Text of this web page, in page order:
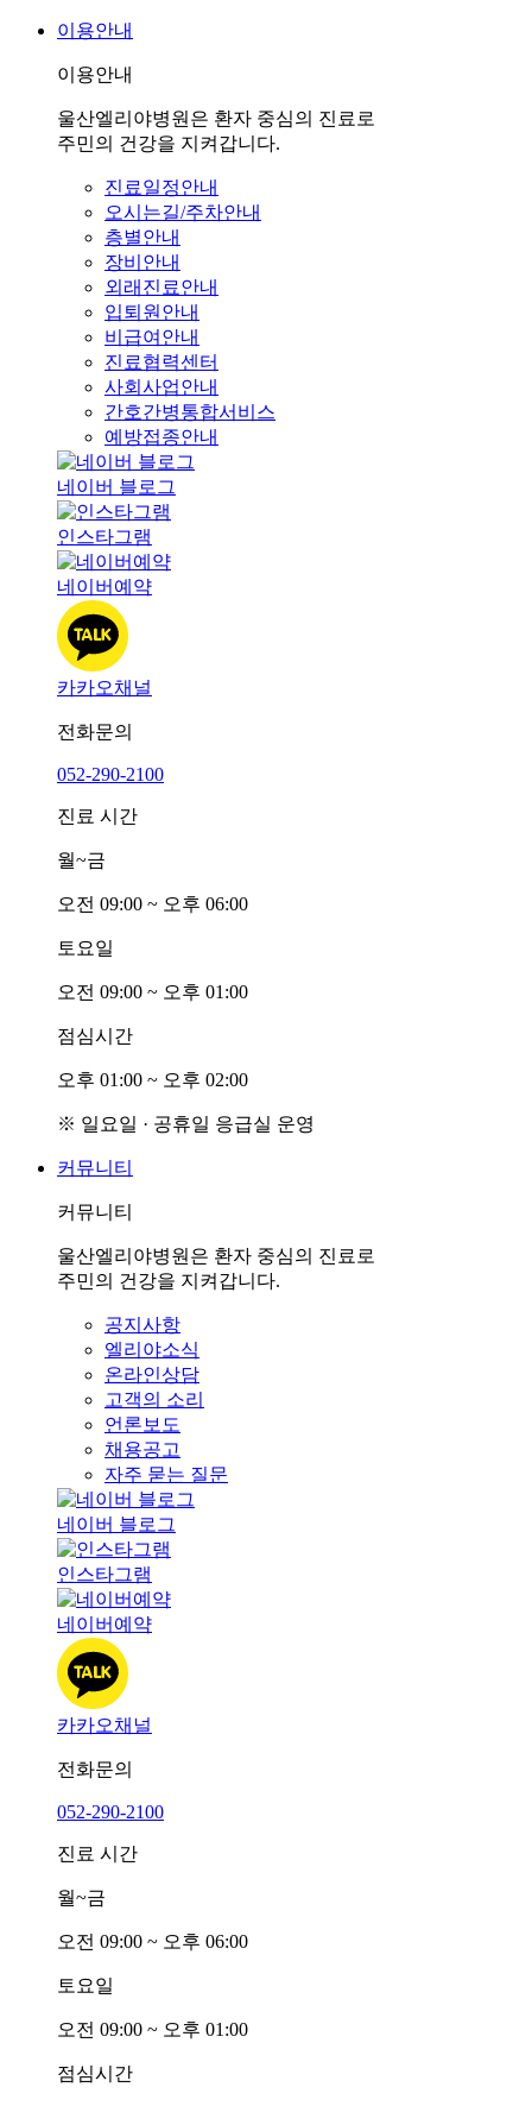
이용안내
이용안내
울산엘리야병원은 환자 중심의 진료로
주민의 건강을 지켜갑니다.
진료일정안내
오시는길/주차안내
층별안내
장비안내
외래진료안내
입퇴원안내
비급여안내
진료협력센터
사회사업안내
간호간병통합서비스
예방접종안내
네이버 블로그
인스타그램
네이버예약
카카오채널
전화문의
052-290-2100
진료 시간
월~금
오전 09:00 ~ 오후 06:00
토요일
오전 09:00 ~ 오후 01:00
점심시간
오후 01:00 ~ 오후 02:00
※ 일요일 · 공휴일 응급실 운영
커뮤니티
커뮤니티
울산엘리야병원은 환자 중심의 진료로
주민의 건강을 지켜갑니다.
공지사항
엘리야소식
온라인상담
고객의 소리
언론보도
채용공고
자주 묻는 질문
네이버 블로그
인스타그램
네이버예약
카카오채널
전화문의
052-290-2100
진료 시간
월~금
오전 09:00 ~ 오후 06:00
토요일
오전 09:00 ~ 오후 01:00
점심시간